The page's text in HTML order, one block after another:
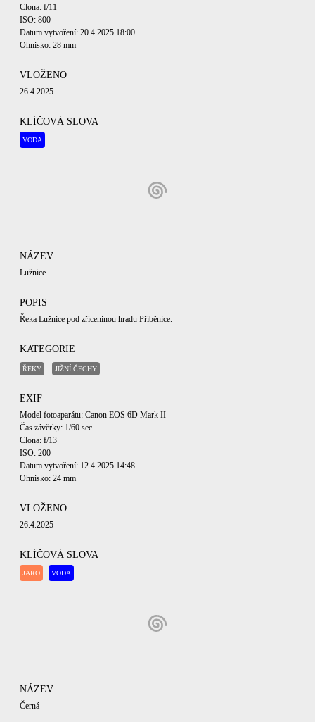
Clona: f/11
ISO: 800
Datum vytvoření: 20.4.2025 18:00
Ohnisko: 28 mm
VLOŽENO
26.4.2025
KLÍČOVÁ SLOVA
VODA
NÁZEV
Lužnice
POPIS
Řeka Lužnice pod zříceninou hradu Příběnice.
KATEGORIE
ŘEKY JIŽNÍ ČECHY
EXIF
Model fotoaparátu: Canon EOS 6D Mark II
Čas závěrky: 1/60 sec
Clona: f/13
ISO: 200
Datum vytvoření: 12.4.2025 14:48
Ohnisko: 24 mm
VLOŽENO
26.4.2025
KLÍČOVÁ SLOVA
JARO VODA
NÁZEV
Černá